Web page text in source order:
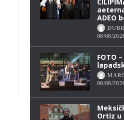
ADEO
08/08/
FOTO
08/08/
Ortiz u